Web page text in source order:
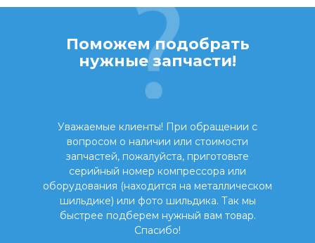
Поможем подобрать
нужные запчасти!
Уважаемые клиенты! При обращении с
вопросом о наличии или стоимости
запчастей, пожалуйста, приготовьте
серийный номер компрессора или
оборудования (находится на металлическом
шильдике) или фото шильдика. Так мы
быстрее подберем нужный вам товар.
Спасибо!